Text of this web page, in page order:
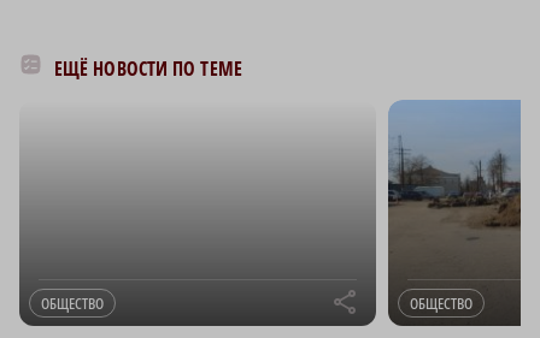
ЕЩЁ НОВОСТИ ПО ТЕМЕ
ОБЩЕСТВО r ОБЩЕСТВО